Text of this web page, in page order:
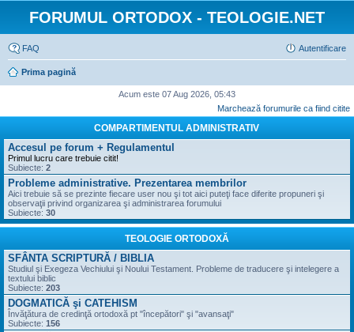
FORUMUL ORTODOX - TEOLOGIE.NET
FAQ Autentificare
Prima pagină
Acum este 07 Aug 2026, 05:43
Marchează forumurile ca fiind citite
COMPARTIMENTUL ADMINISTRATIV
Accesul pe forum + Regulamentul
Primul lucru care trebuie citit!
Subiecte: 2
Probleme administrative. Prezentarea membrilor
Aici trebuie să se prezinte fiecare user nou şi tot aici puteţi face diferite propuneri şi
observaţii privind organizarea şi administrarea forumului
Subiecte: 30
TEOLOGIE ORTODOXĂ
SFÂNTA SCRIPTURĂ / BIBLIA
Studiul şi Exegeza Vechiului şi Noului Testament. Probleme de traducere şi intelegere a
textului biblic
Subiecte: 203
DOGMATICĂ şi CATEHISM
Învăţătura de credinţă ortodoxă pt "începători" şi "avansaţi"
Subiecte: 156